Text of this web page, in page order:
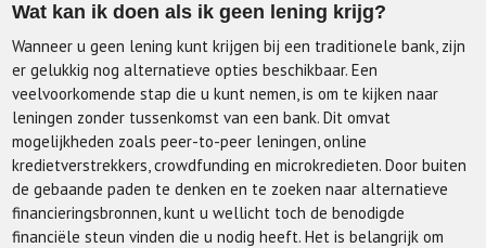
Wat kan ik doen als ik geen lening krijg?
Wanneer u geen lening kunt krijgen bij een traditionele bank, zijn
er gelukkig nog alternatieve opties beschikbaar. Een
veelvoorkomende stap die u kunt nemen, is om te kijken naar
leningen zonder tussenkomst van een bank. Dit omvat
mogelijkheden zoals peer-to-peer leningen, online
kredietverstrekkers, crowdfunding en microkredieten. Door buiten
de gebaande paden te denken en te zoeken naar alternatieve
financieringsbronnen, kunt u wellicht toch de benodigde
financiële steun vinden die u nodig heeft. Het is belangrijk om